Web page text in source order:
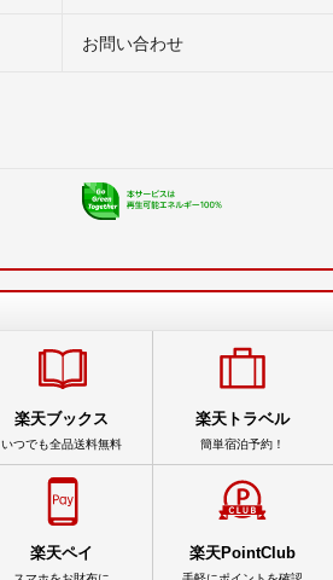
お問い合わせ
楽天ブックス
いつでも全品送料無料
楽天トラベル
簡単宿泊予約！
楽天ペイ 楽天PointClub